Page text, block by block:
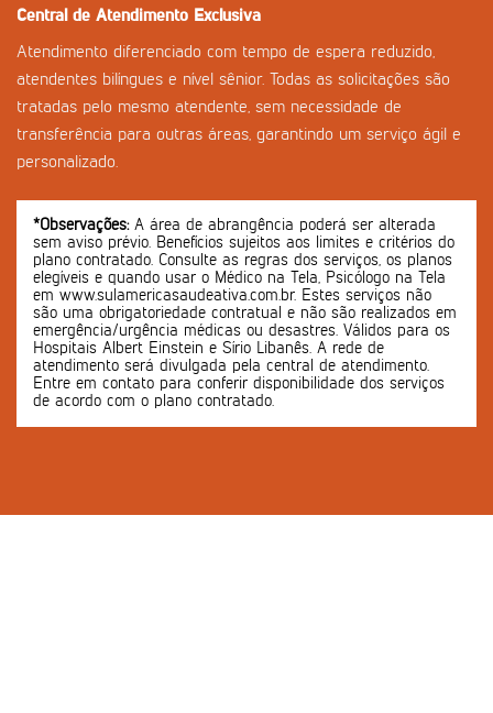
Central de Atendimento Exclusiva
Atendimento diferenciado com tempo de espera reduzido,
atendentes bilíngues e nível sênior. Todas as solicitações são
tratadas pelo mesmo atendente, sem necessidade de
transferência para outras áreas, garantindo um serviço ágil e
personalizado.
*Observações:A área de abrangência poderá ser alterada
sem aviso prévio. Benefícios sujeitos aos limites e critérios do
plano contratado. Consulte as regras dos serviços, os planos
elegíveis e quando usar o Médico na Tela, Psicólogo na Tela
em www.sulamericasaudeativa.com.br. Estes serviços não
são uma obrigatoriedade contratual e não são realizados em
emergência/urgência médicas ou desastres. Válidos para os
Hospitais Albert Einstein e Sírio Libanês. A rede de
atendimento será divulgada pela central de atendimento.
Entre em contato para conferir disponibilidade dos serviços
de acordo com o plano contratado.